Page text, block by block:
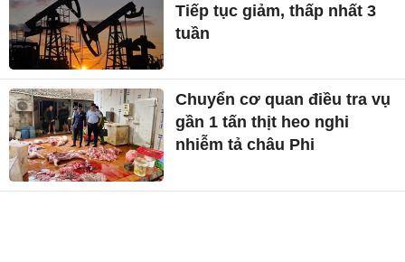
Tiếp tục giảm, thấp nhất 3
tuần
Chuyển cơ quan điều tra vụ
gần 1 tấn thịt heo nghi
nhiễm tả châu Phi